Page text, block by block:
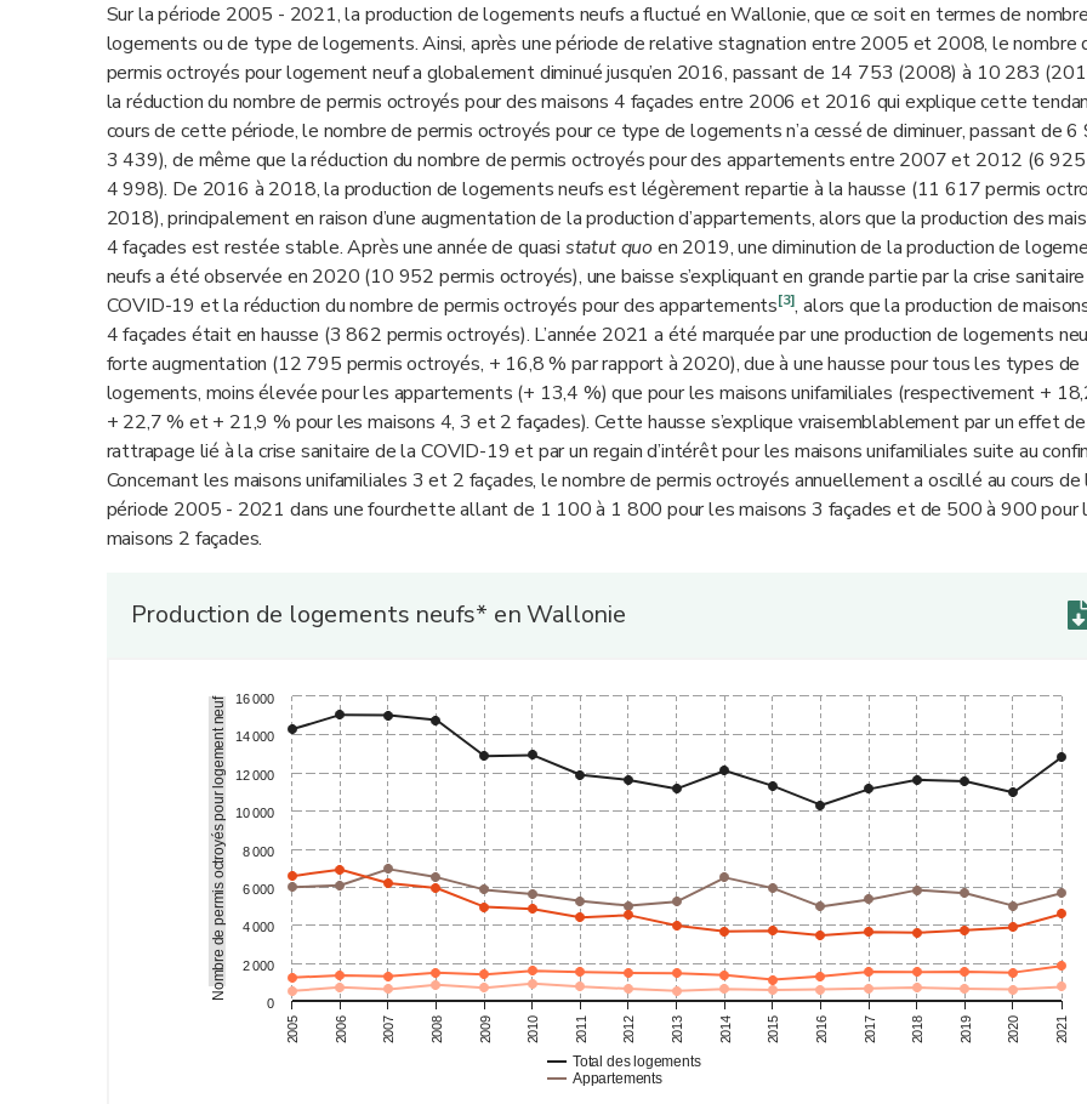
Sur la période 2005 - 2021, la production de logements neufs a fluctué en Wallonie, que ce soit en termes de
logements ou de type de logements. Ainsi, après une période de relative stagnation entre 2005 et 2008, le nombre
permis octroyés pour logement neuf a globalement diminué jusqu’en 2016, passant de 14 753 (2008) à 10 283
la réduction du nombre de permis octroyés pour des maisons 4 façades entre 2006 et 2016 qui explique cette
cours de cette période, le nombre de permis octroyés pour ce type de logements n’a cessé de diminuer, passant de 6
3 439), de même que la réduction du nombre de permis octroyés pour des appartements entre 2007 et 2012 (6 925
4 998). De 2016 à 2018, la production de logements neufs est légèrement repartie à la hausse (11 617 permis
2018), principalement en raison d’une augmentation de la production d’appartements, alors que la production des
4 façades est restée stable. Après une année de quasi statut quoen 2019, une diminution de la production de
neufs a été observée en 2020 (10 952 permis octroyés), une baisse s’expliquant en grande partie par la crise
COVID-19 et la réduction du nombre de permis octroyés pour des appartements[3], alors que la production de
4 façades était en hausse (3 862 permis octroyés). L’année 2021 a été marquée par une production de logements
forte augmentation (12 795 permis octroyés, + 16,8 % par rapport à 2020), due à une hausse pour tous les types de
logements, moins élevée pour les appartements (+ 13,4 %) que pour les maisons unifamiliales (respectivement +
+ 22,7 % et + 21,9 % pour les maisons 4, 3 et 2 façades). Cette hausse s’explique vraisemblablement par un effet de
rattrapage lié à la crise sanitaire de la COVID-19 et par un regain d’intérêt pour les maisons unifamiliales suite au
Concernant les maisons unifamiliales 3 et 2 façades, le nombre de permis octroyés annuellement a oscillé au cours de
période 2005 - 2021 dans une fourchette allant de 1 100 à 1 800 pour les maisons 3 façades et de 500 à 900 pour
maisons 2 façades.
Production de logements neufs* en Wallonie
Nombre de permis octroyés pour logement neuf
Total des logements
Appartements
2005 2006 2007 2008 2009 2010 2011 2012 2013 2014 2015 2016 2017 2018 2019 2020 2021
0
2 000
4 000
6 000
8 000
10 000
12 000
14 000
16 000